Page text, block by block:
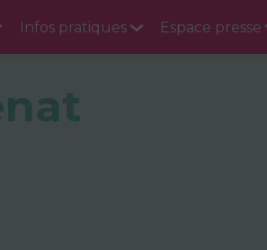
Infos pratiques Espace presse